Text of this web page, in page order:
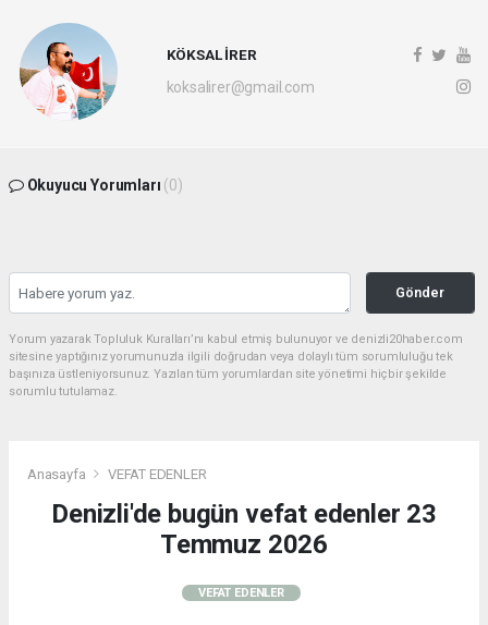
KÖKSAL İRER
koksalirer@gmail.com
Okuyucu Yorumları (0)
Gönder
Yorum yazarak Topluluk Kuralları’nı kabul etmiş bulunuyor ve denizli20haber.com
sitesine yaptığınız yorumunuzla ilgili doğrudan veya dolaylı tüm sorumluluğu tek
başınıza üstleniyorsunuz. Yazılan tüm yorumlardan site yönetimi hiçbir şekilde
sorumlu tutulamaz.
Anasayfa VEFAT EDENLER
Denizli'de bugün vefat edenler 23
Temmuz 2026
VEFAT EDENLER